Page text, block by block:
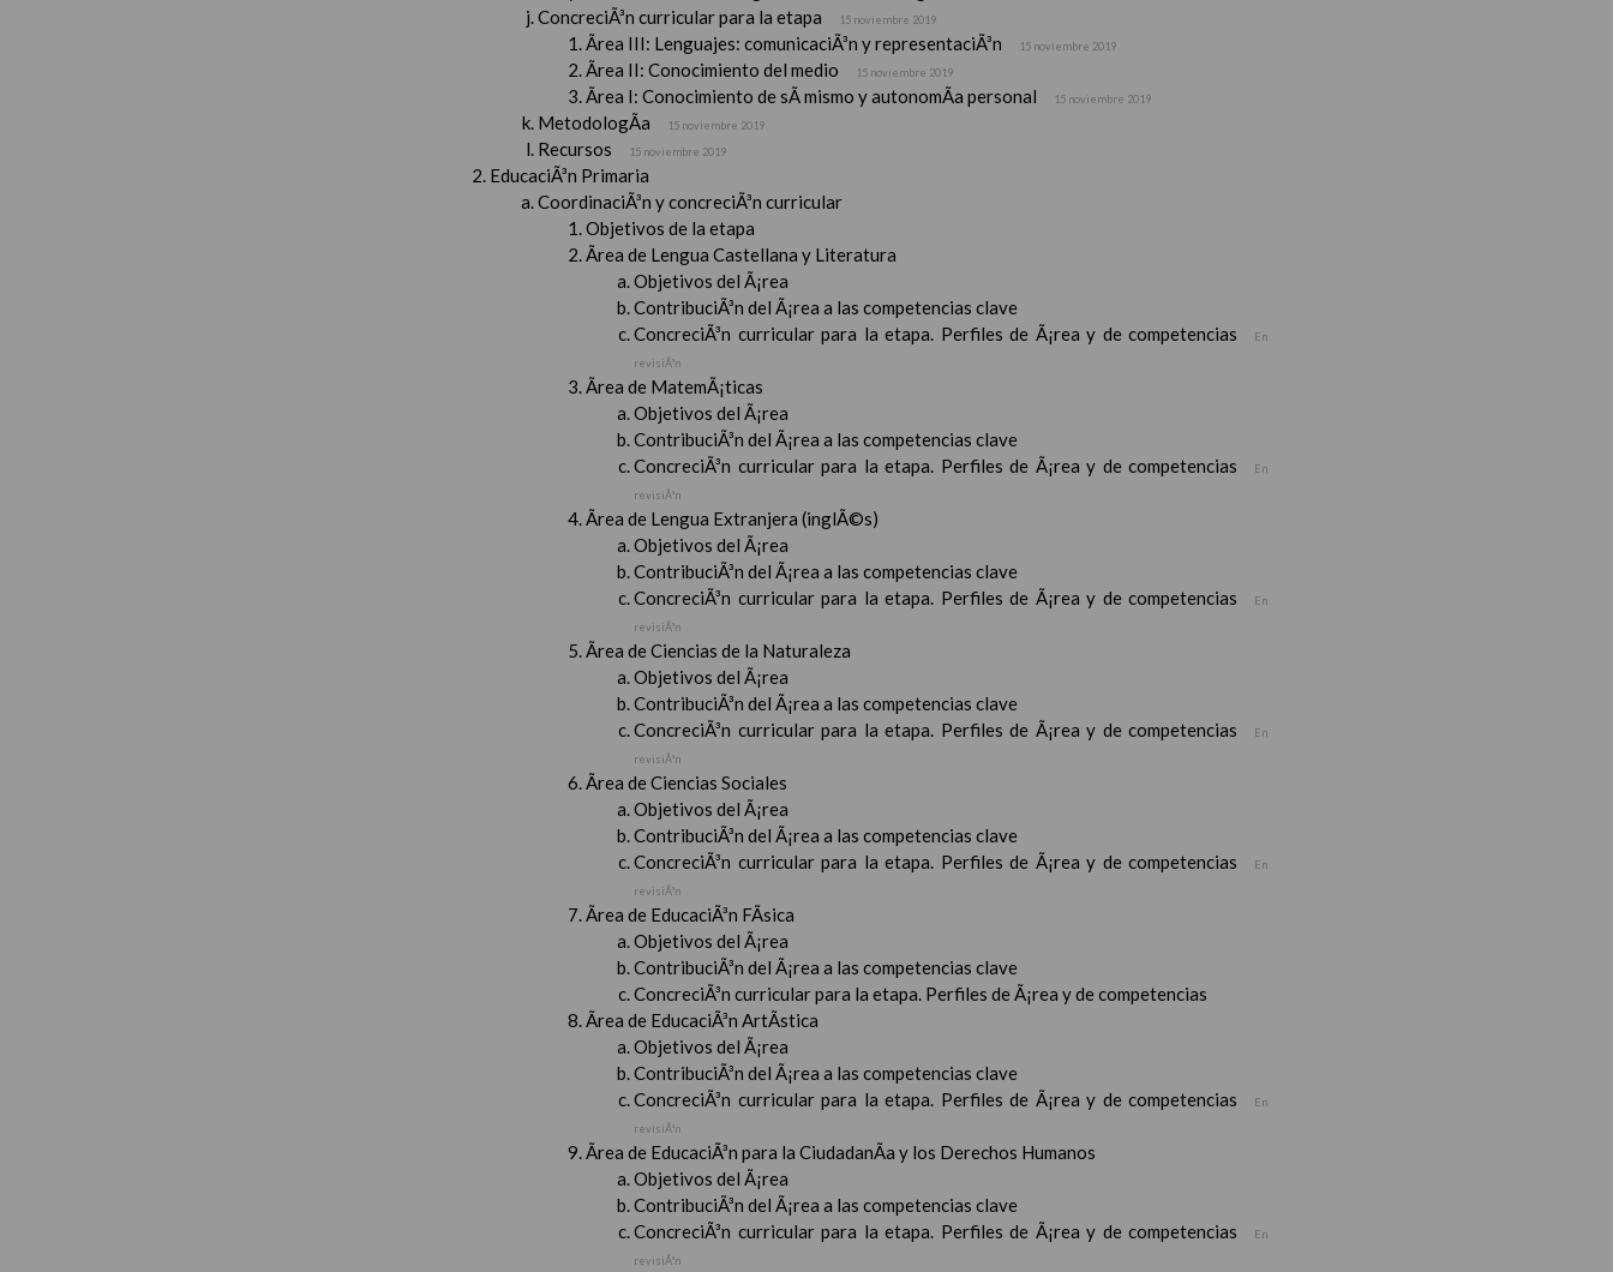
ConcreciÃ³n curricular para la etapa
15 noviembre 2019
Ãrea III: Lenguajes: comunicaciÃ³n y representaciÃ³n 15 noviembre 2019
Ãrea II: Conocimiento del medio 15 noviembre 2019
Ãrea I: Conocimiento de sÃ­ mismo y autonomÃ­a personal 15 noviembre 2019
MetodologÃ­a 15 noviembre 2019
Recursos 15 noviembre 2019
EducaciÃ³n Primaria
CoordinaciÃ³n y concreciÃ³n curricular
Objetivos de la etapa
Ãrea de Lengua Castellana y Literatura
Objetivos del Ã¡rea
ContribuciÃ³n del Ã¡rea a las competencias clave
ConcreciÃ³n curricular para la etapa. Perfiles de Ã¡rea y de competencias
En
revisiÃ³n
Ãrea de MatemÃ¡ticas
Objetivos del Ã¡rea
ContribuciÃ³n del Ã¡rea a las competencias clave
ConcreciÃ³n curricular para la etapa. Perfiles de Ã¡rea y de competencias
En
revisiÃ³n
Ãrea de Lengua Extranjera (inglÃ©s)
Objetivos del Ã¡rea
ContribuciÃ³n del Ã¡rea a las competencias clave
ConcreciÃ³n curricular para la etapa. Perfiles de Ã¡rea y de competencias
En
revisiÃ³n
Ãrea de Ciencias de la Naturaleza
Objetivos del Ã¡rea
ContribuciÃ³n del Ã¡rea a las competencias clave
ConcreciÃ³n curricular para la etapa. Perfiles de Ã¡rea y de competencias
En
revisiÃ³n
Ãrea de Ciencias Sociales
Objetivos del Ã¡rea
ContribuciÃ³n del Ã¡rea a las competencias clave
ConcreciÃ³n curricular para la etapa. Perfiles de Ã¡rea y de competencias
En
revisiÃ³n
Ãrea de EducaciÃ³n FÃ­sica
Objetivos del Ã¡rea
ContribuciÃ³n del Ã¡rea a las competencias clave
ConcreciÃ³n curricular para la etapa. Perfiles de Ã¡rea y de competencias
Ãrea de EducaciÃ³n ArtÃ­stica
Objetivos del Ã¡rea
ContribuciÃ³n del Ã¡rea a las competencias clave
ConcreciÃ³n curricular para la etapa. Perfiles de Ã¡rea y de competencias
En
revisiÃ³n
Ãrea de EducaciÃ³n para la CiudadanÃ­a y los Derechos Humanos
Objetivos del Ã¡rea
ContribuciÃ³n del Ã¡rea a las competencias clave
ConcreciÃ³n curricular para la etapa. Perfiles de Ã¡rea y de competencias
En
revisiÃ³n